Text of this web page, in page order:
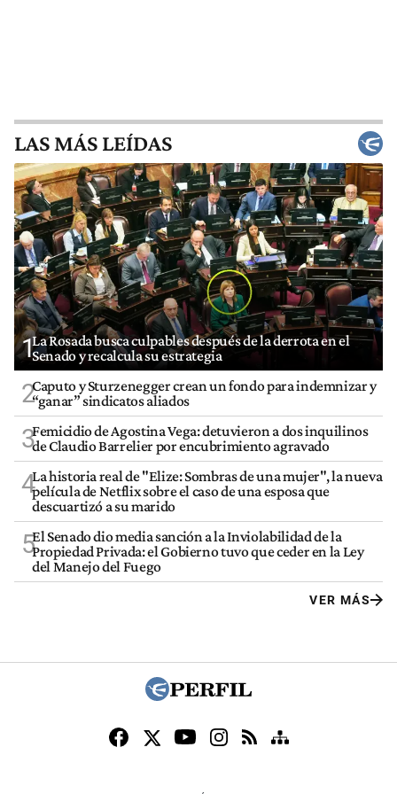
LAS MÁS LEÍDAS
1La Rosada busca culpables después de la derrota en el
Senado y recalcula su estrategia
2Caputo y Sturzenegger crean un fondo para indemnizar y
“ganar” sindicatos aliados
3Femicidio de Agostina Vega: detuvieron a dos inquilinos
de Claudio Barrelier por encubrimiento agravado
4La historia real de "Elize: Sombras de una mujer", la nueva
película de Netflix sobre el caso de una esposa que
descuartizó a su marido
5El Senado dio media sanción a la Inviolabilidad de la
Propiedad Privada: el Gobierno tuvo que ceder en la Ley
del Manejo del Fuego
VER MÁS